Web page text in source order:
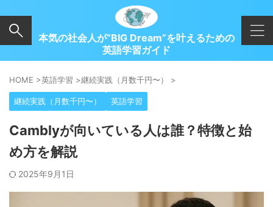
本気の社会人が“BIG Dream”を叶えるための
英語学習ガイド
HOME >英語学習 >継続実践（月数千円〜） >
継続実践（月数千円〜） 英語学習
Camblyが向いている人は誰？特徴と始
め方を解説
2025年9月1日